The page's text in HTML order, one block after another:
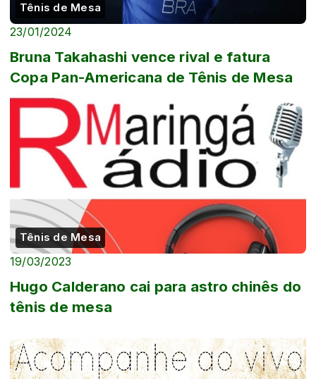
Tênis de Mesa
23/01/2024
Bruna Takahashi vence rival e fatura
Copa Pan-Americana de Tênis de Mesa
Tênis de Mesa
19/03/2023
Hugo Calderano cai para astro chinês do
tênis de mesa